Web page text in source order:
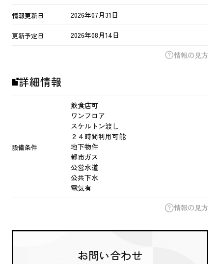
情報更新日 2026年07月31日
更新予定日 2026年08月14日
情報の見方
詳細情報
設備条件
飲食店可
ワンフロア
スケルトン渡し
２４時間利用可能
地下物件
都市ガス
公営水道
公共下水
電気有
情報の見方
お問い合わせ